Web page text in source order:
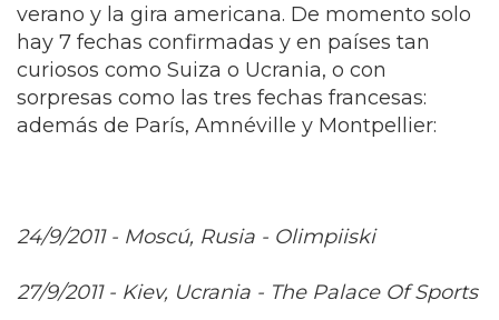
verano y la gira americana. De momento solo
hay 7 fechas confirmadas y en países tan
curiosos como Suiza o Ucrania, o con
sorpresas como las tres fechas francesas:
además de París, Amnéville y Montpellier:
24/9/2011 - Moscú, Rusia - Olimpiiski
27/9/2011 - Kiev, Ucrania - The Palace Of Sports